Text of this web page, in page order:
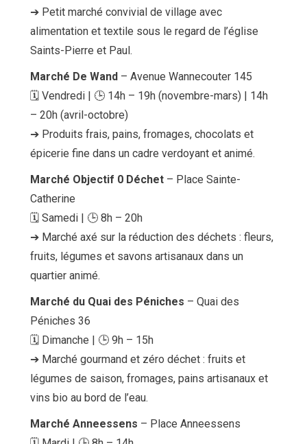
➔ Petit marché convivial de village avec
alimentation et textile sous le regard de l’église
Saints-Pierre et Paul.
Marché De Wand – Avenue Wannecouter 145
🗓 Vendredi | 🕒 14h – 19h (novembre-mars) | 14h
– 20h (avril-octobre)
➔ Produits frais, pains, fromages, chocolats et
épicerie fine dans un cadre verdoyant et animé.
Marché Objectif 0 Déchet – Place Sainte-
Catherine
🗓 Samedi | 🕒 8h – 20h
➔ Marché axé sur la réduction des déchets : fleurs,
fruits, légumes et savons artisanaux dans un
quartier animé.
Marché du Quai des Péniches – Quai des
Péniches 36
🗓 Dimanche | 🕒 9h – 15h
➔ Marché gourmand et zéro déchet : fruits et
légumes de saison, fromages, pains artisanaux et
vins bio au bord de l’eau.
Marché Anneessens – Place Anneessens